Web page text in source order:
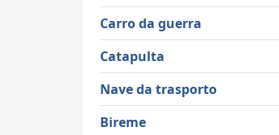
Carro da guerra
Catapulta
Nave da trasporto
Bireme